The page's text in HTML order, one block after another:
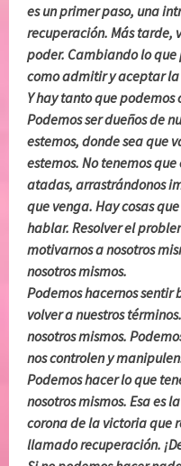
es un primer paso, una
recuperación. Más tarde,
poder. Cambiando lo
como admitir y aceptar
Y hay tanto que podemos
Podemos ser dueños de
estemos, donde sea que
estemos. No tenemos
atadas, arrastrándonos
que venga. Hay cosas
hablar. Resolver el
motivarnos a nosotros
nosotros mismos.
Podemos hacernos sentir
volver a nuestros
nosotros mismos.
nos controlen y
Podemos hacer lo que
nosotros mismos. Esa es
corona de la victoria que
llamado recuperación.